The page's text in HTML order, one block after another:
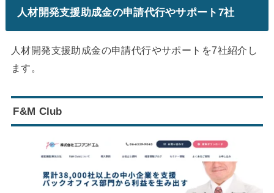
人材開発支援助成金の申請代行やサポート7社
人材開発支援助成金の申請代行やサポートを7社紹介し
ます。
F&M Club